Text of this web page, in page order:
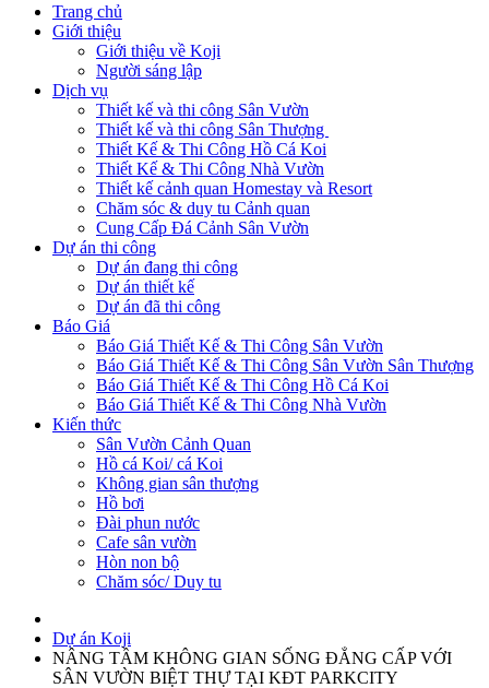
Trang chủ
Giới thiệu
Giới thiệu về Koji
Người sáng lập
Dịch vụ
Thiết kế và thi công Sân Vườn
Thiết kế và thi công Sân Thượng
Thiết Kế & Thi Công Hồ Cá Koi
Thiết Kế & Thi Công Nhà Vườn
Thiết kế cảnh quan Homestay và Resort
Chăm sóc & duy tu Cảnh quan
Cung Cấp Đá Cảnh Sân Vườn
Dự án thi công
Dự án đang thi công
Dự án thiết kế
Dự án đã thi công
Báo Giá
Báo Giá Thiết Kế & Thi Công Sân Vườn
Báo Giá Thiết Kế & Thi Công Sân Vườn Sân Thượng
Báo Giá Thiết Kế & Thi Công Hồ Cá Koi
Báo Giá Thiết Kế & Thi Công Nhà Vườn
Kiến thức
Sân Vườn Cảnh Quan
Hồ cá Koi/ cá Koi
Không gian sân thượng
Hồ bơi
Đài phun nước
Cafe sân vườn
Hòn non bộ
Chăm sóc/ Duy tu
Dự án Koji
NÂNG TẦM KHÔNG GIAN SỐNG ĐẲNG CẤP VỚI
SÂN VƯỜN BIỆT THỰ TẠI KĐT PARKCITY